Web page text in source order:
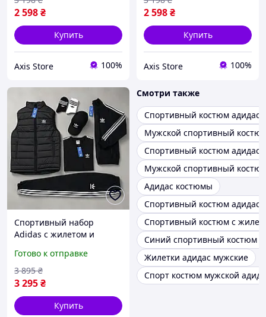
Адидас
2 598₴
Купить
Axis Store 100%
мужской костюм
2 598₴
Купить
Axis Store 100%
Спортивный набор
Adidas с жилетом и
Адидас с футболкой
штанами и кепкой, набор
на три сезона для
мужчин
Готово к отправке
3 295₴
3 895 ₴
Купить
Смотри также
Спортивный костюм адидас
Мужской спортивный
Спортивный костюм адидас
Мужской спортивный
Адидас костюмы
Спортивный костюм адидас
Спортивный костюм с
Синий спортивный костюм
Жилетки адидас мужские
Спорт костюм мужской